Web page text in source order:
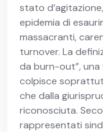
stato
epidemia di
massacranti,
turnover. La
da burn-out”,
colpisce
che dalla
riconosciuta.
rappresentati